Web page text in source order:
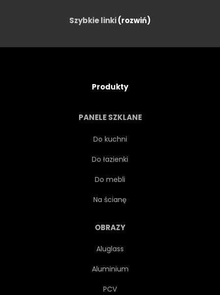
Szybkie linki(rozwiń)
Produkty
PANELE SZKLANE
Do kuchni
Do łazienki
Do mebli
Na ścianę
OBRAZY
Aluglass
Aluminium
PCV